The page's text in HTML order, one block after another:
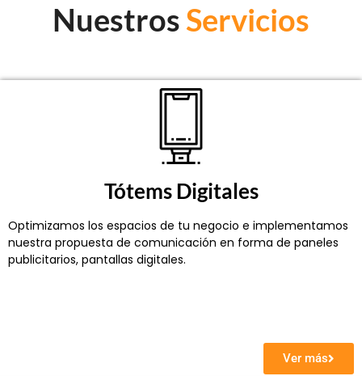
NuestrosServicios
Tótems Digitales
Optimizamos los espacios de tu negocio e implementamos
nuestra propuesta de comunicación en forma de paneles
publicitarios, pantallas digitales.
Ver más